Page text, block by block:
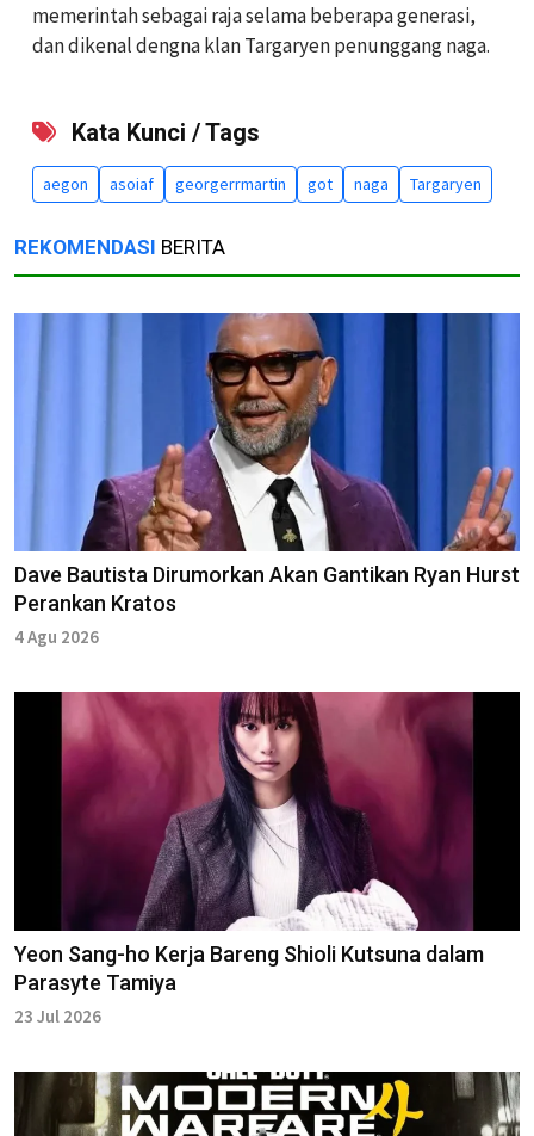
memerintah sebagai raja selama beberapa generasi,
dan dikenal dengna klan Targaryen penunggang naga.
Kata Kunci / Tags
aegon asoiaf georgerrmartin got naga Targaryen
REKOMENDASI BERITA
Dave Bautista Dirumorkan Akan Gantikan Ryan Hurst
Perankan Kratos
4 Agu 2026
Yeon Sang-ho Kerja Bareng Shioli Kutsuna dalam
Parasyte Tamiya
23 Jul 2026